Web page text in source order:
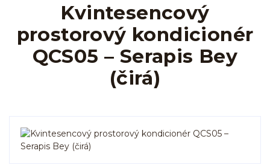
Kvintesencový
prostorový kondicionér
QCS05 – Serapis Bey
(čirá)